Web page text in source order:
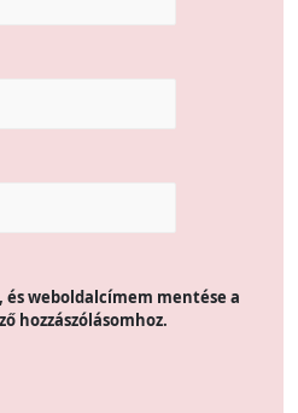
weboldalcímem mentése a
hozzászólásomhoz.